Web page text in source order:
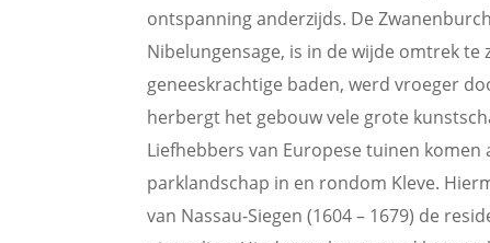
ontspanning anderzijds. De
Nibelungensage, is in de wijde omtrek te
geneeskrachtige baden, werd vroeger
herbergt het gebouw vele grote
Liefhebbers van Europese tuinen
parklandschap in en rondom Kleve.
van Nassau-Siegen (1604 – 1679) de